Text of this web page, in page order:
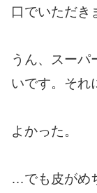
口でいただき
うん、スーパ
いです。それ
よかった。
…でも皮がめ